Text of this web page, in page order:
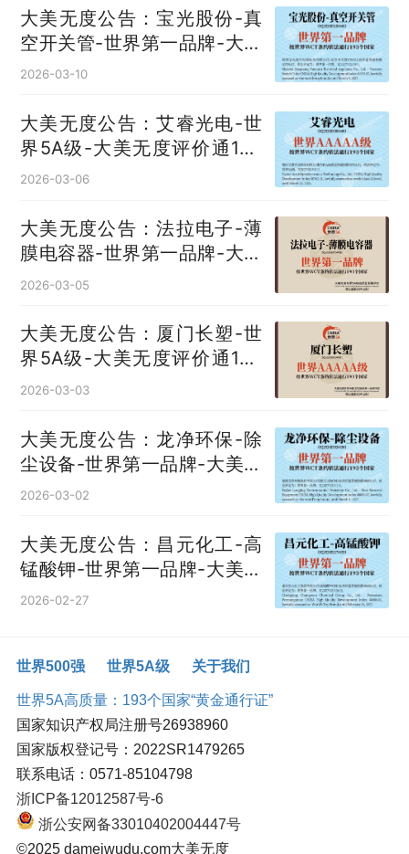
大美无度公告：宝光股份-真
空开关管‌-世界第一品牌-大美
无度评价通193国
2026-03-10
大美无度公告：艾睿光电-世
界5A级-大美无度评价通193
国
2026-03-06
大美无度公告：法拉电子-薄
膜电容器‌-世界第一品牌-大美
无度评价通193国
2026-03-05
大美无度公告：厦门长塑-世
界5A级-大美无度评价通193
国
2026-03-03
大美无度公告：龙净环保-除
尘设备‌-世界第一品牌-大美无
度评价通193国
2026-03-02
大美无度公告：昌元化工-高
锰酸钾‌-世界第一品牌-大美无
度评价通193国
2026-02-27
世界500强 世界5A级 关于我们
世界5A高质量：193个国家“黄金通行证”
国家知识产权局注册号26938960
国家版权登记号：2022SR1479265
联系电话：0571-85104798
浙ICP备12012587号-6
浙公安网备33010402004447号
©2025 dameiwudu.com大美无度